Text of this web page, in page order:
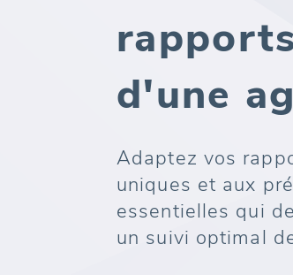
d'une
Adaptez vos
uniques et aux
essentielles qui
un suivi optimal